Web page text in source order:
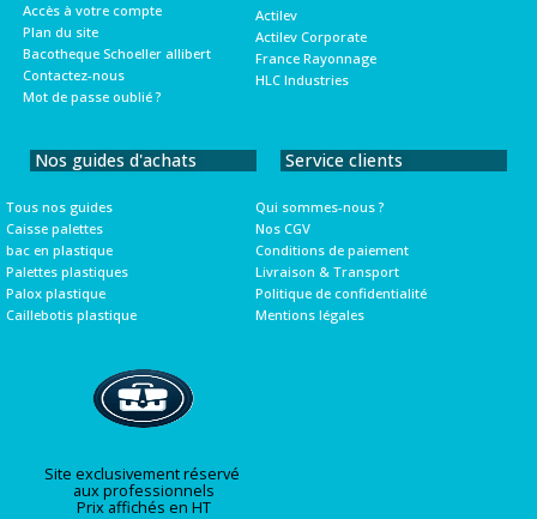
Accès à votre compte
Plan du site
Bacotheque Schoeller allibert
Contactez-nous
Mot de passe oublié ?
Actilev
Actilev Corporate
France Rayonnage
HLC Industries
Nos guides d'achats
Tous nos guides
Caisse palettes
bac en plastique
Palettes plastiques
Palox plastique
Caillebotis plastique
Service clients
Qui sommes-nous ?
Nos CGV
Conditions de paiement
Livraison & Transport
Politique de confidentialité
Mentions légales
Site exclusivement réservé
aux professionnels
Prix affichés en HT